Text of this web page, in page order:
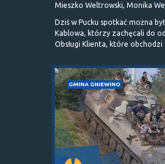
Mieszko Weltrowski, Monika
Dziś w Pucku spotkać można
Kablowa, którzy zachęcali do
Obsługi Klienta, które obchodzi
GMINA GNIEWINO